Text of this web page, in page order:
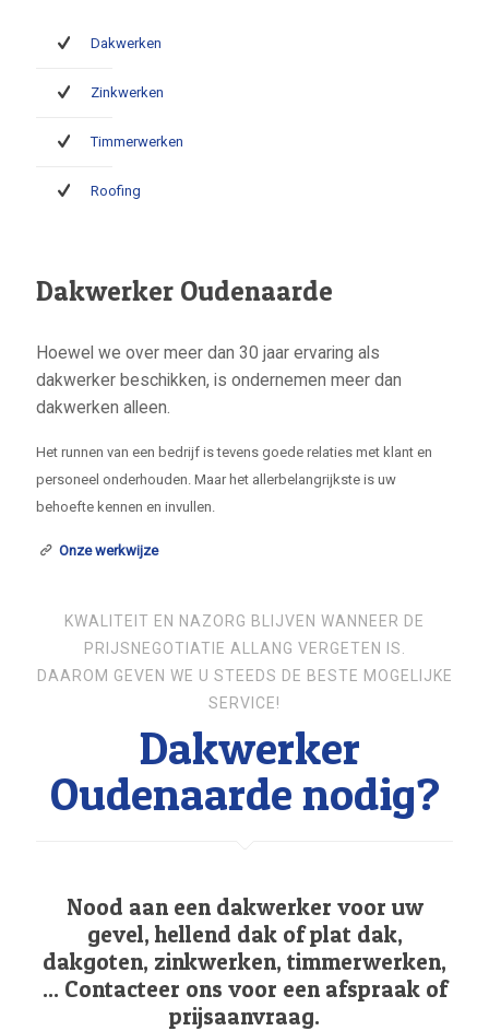
Dakwerken
Zinkwerken
Timmerwerken
Roofing
Dakwerker Oudenaarde
Hoewel we over meer dan 30 jaar ervaring als
dakwerker beschikken, is ondernemen meer dan
dakwerken alleen.
Het runnen van een bedrijf is tevens goede relaties met klant en
personeel onderhouden. Maar het allerbelangrijkste is uw
behoefte kennen en invullen.
Onze werkwijze
KWALITEIT EN NAZORG BLIJVEN WANNEER DE
PRIJSNEGOTIATIE ALLANG VERGETEN IS.
DAAROM GEVEN WE U STEEDS DE BESTE MOGELIJKE
SERVICE!
Dakwerker
Oudenaarde nodig?
Nood aan een dakwerker voor uw
gevel, hellend dak of plat dak,
dakgoten, zinkwerken, timmerwerken,
... Contacteer ons voor een afspraak of
prijsaanvraag.